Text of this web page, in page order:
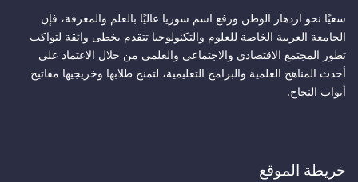
سعيًا نحو ازدهار الوطن ورفع اسم سوريا عاليًا بالعلم والمعرفة، فإن
الجامعة العربية الخاصة للعلوم والتكنولوجيا تتقدم بخطى واثقة لتواكب
تطور المجتمع الاقتصادي والاجتماعي والعلمي من خلال الاعتماد على
أحدث المناهج العلمية والبرامج التعليمية، لتمنح طلابها وخريجيها مفاتيح
أبواب النجاح.
خريطة الموقع